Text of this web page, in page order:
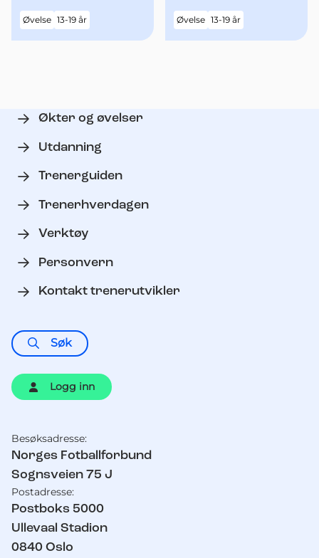
utgangsstilling med
begge armene over
hodet
Øvelse 13-19 år
utgangsstilling med
begge armene
"90grader" ut til
Øvelse 13-19 år
Økter og øvelser
Utdanning
Trenerguiden
Trenerhverdagen
Verktøy
Personvern
Kontakt trenerutvikler
Søk
Logg inn
Kontaktinformasjon
Besøksadresse:
Norges Fotballforbund
Sognsveien 75 J
Postadresse:
Postboks 5000
Ullevaal Stadion
0840 Oslo